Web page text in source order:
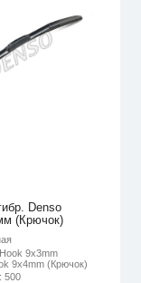
Denso
(Крючок)
9x3mm
9x4mm (Крючок)
: 500